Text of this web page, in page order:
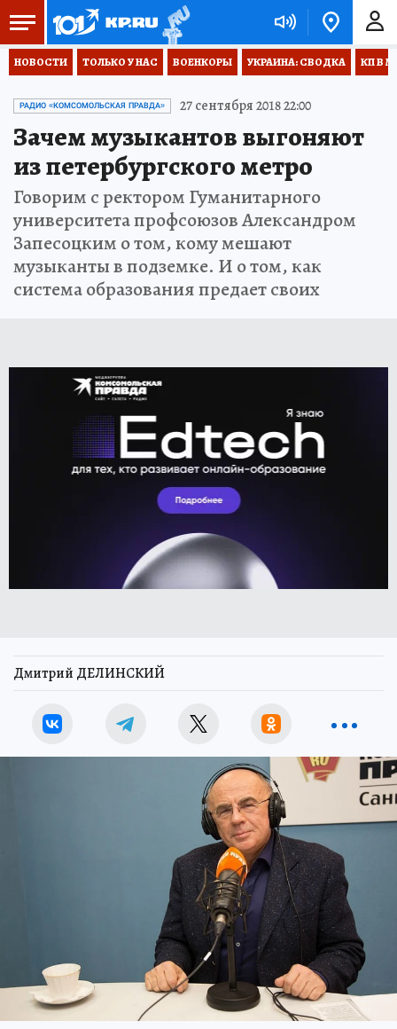
НОВОСТИ ТОЛЬКО У НАС ВОЕНКОРЫ УКРАИНА: СВОДКА КП В
РАДИО «КОМСОМОЛЬСКАЯ ПРАВДА» 27 сентября 2018 22:00
Зачем музыкантов выгоняют
из петербургского метро
Говорим с ректором Гуманитарного
университета профсоюзов Александром
Запесоцким о том, кому мешают
музыканты в подземке. И о том, как
система образования предает своих
Дмитрий ДЕЛИНСКИЙ